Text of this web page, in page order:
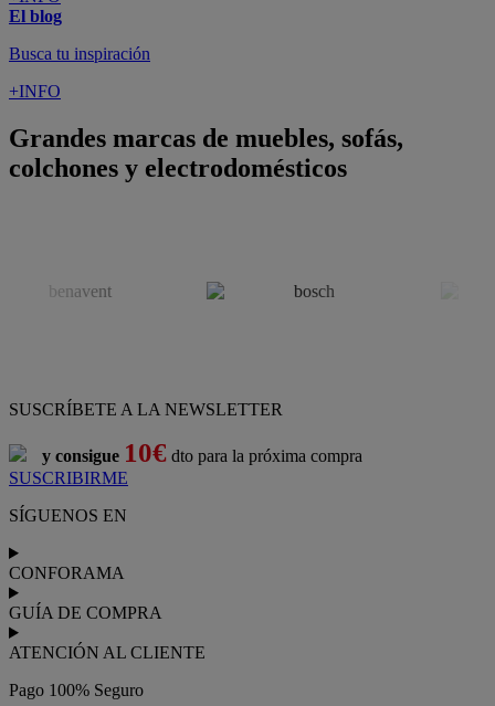
El blog
Busca tu inspiración
+INFO
Grandes marcas de muebles, sofás,
colchones y electrodomésticos
SUSCRÍBETE A LA NEWSLETTER
y consigue 10€ dto para la próxima compra
SUSCRIBIRME
SÍGUENOS EN
CONFORAMA
GUÍA DE COMPRA
ATENCIÓN AL CLIENTE
Pago 100% Seguro